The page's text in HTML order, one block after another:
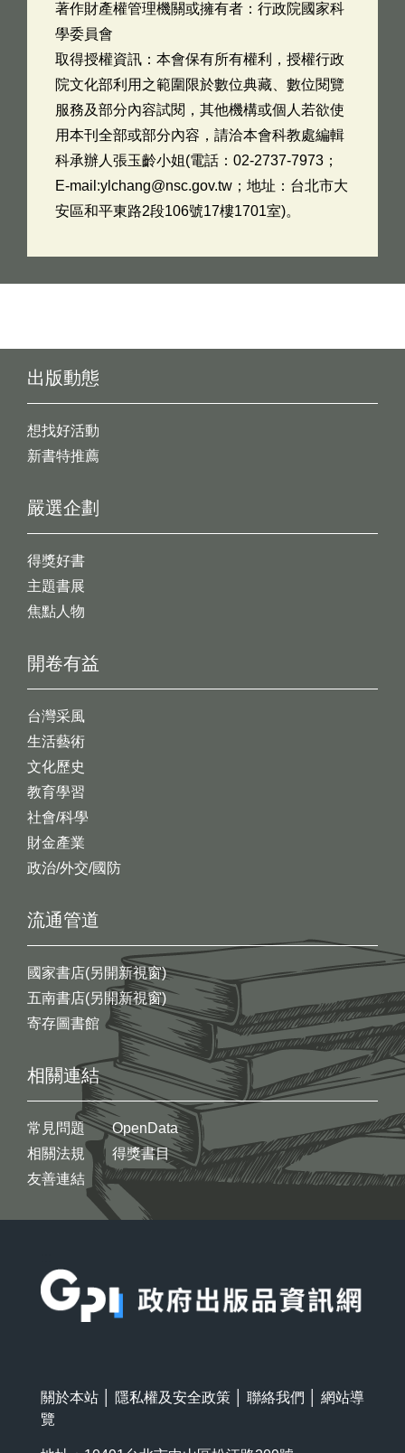
著作財產權管理機關或擁有者：行政院國家科
學委員會
取得授權資訊：本會保有所有權利，授權行政
院文化部利用之範圍限於數位典藏、數位閱覽
服務及部分內容試閱，其他機構或個人若欲使
用本刊全部或部分內容，請洽本會科教處編輯
科承辦人張玉齡小姐(電話：02-2737-7973；
E-mail:ylchang@nsc.gov.tw；地址：台北市大
安區和平東路2段106號17樓1701室)。
出版動態
想找好活動
新書特推薦
開卷有益
台灣采風
生活藝術
文化歷史
教育學習
社會/科學
財金產業
政治/外交/國防
嚴選企劃
得獎好書
主題書展
焦點人物
流通管道
國家書店(另開新視窗)
五南書店(另開新視窗)
寄存圖書館
相關連結
常見問題
相關法規
友善連結
OpenData
得獎書目
關於本站 隱私權及安全政策 聯絡我們
網站導
覽